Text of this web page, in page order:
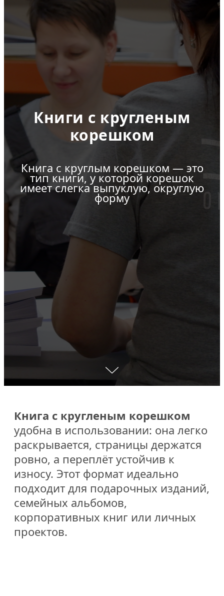
Книги с кругленым
корешком
Книга с круглым корешком — это
тип книги, у которой корешок
имеет слегка выпуклую, округлую
форму
Книга с кругленым корешком
удобна в использовании: она легко
раскрывается, страницы держатся
ровно, а переплёт устойчив к
износу. Этот формат идеально
подходит для подарочных изданий,
семейных альбомов,
корпоративных книг или личных
проектов.